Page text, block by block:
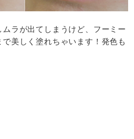
ラが出てしまうけど、フーミー
美しく塗れちゃいます！発色も